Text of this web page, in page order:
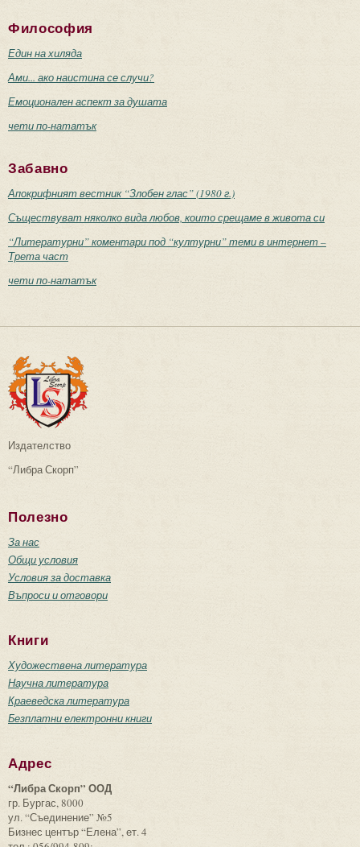
Философия
Един на хиляда
Ами... ако наистина се случи?
Емоционален аспект за душата
чети по-нататък
Забавно
Апокрифният вестник “Злобен глас” (1980 г.)
Съществуват няколко вида любов, които срещаме в живота си
“Литературни” коментари под “културни” теми в интернет –
Трета част
чети по-нататък
Издателство
“Либра Скорп”
Полезно
За нас
Общи условия
Условия за доставка
Въпроси и отговори
Книги
Художествена литература
Научна литература
Краеведска литература
Безплатни електронни книги
Адрес
“Либра Скорп” ООД
гр. Бургас, 8000
ул. “Съединение” №5
Бизнес център “Елена”, ет. 4